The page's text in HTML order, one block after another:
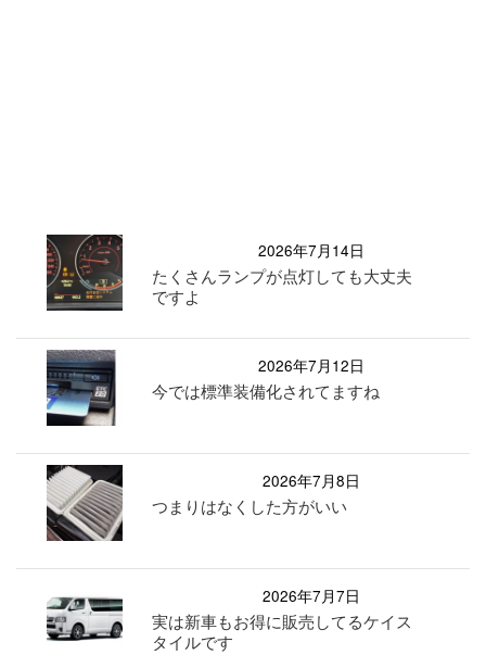
2026年7月14日
たくさんランプが点灯しても大丈夫
ですよ
2026年7月12日
今では標準装備化されてますね
2026年7月8日
つまりはなくした方がいい
2026年7月7日
実は新車もお得に販売してるケイス
タイルです